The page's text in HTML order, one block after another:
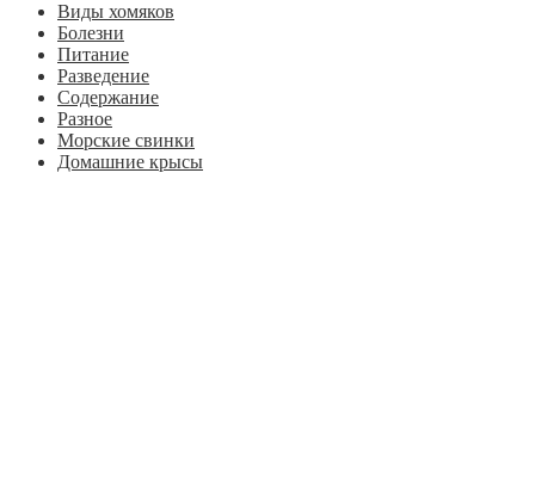
Виды хомяков
Болезни
Питание
Разведение
Содержание
Разное
Морские свинки
Домашние крысы